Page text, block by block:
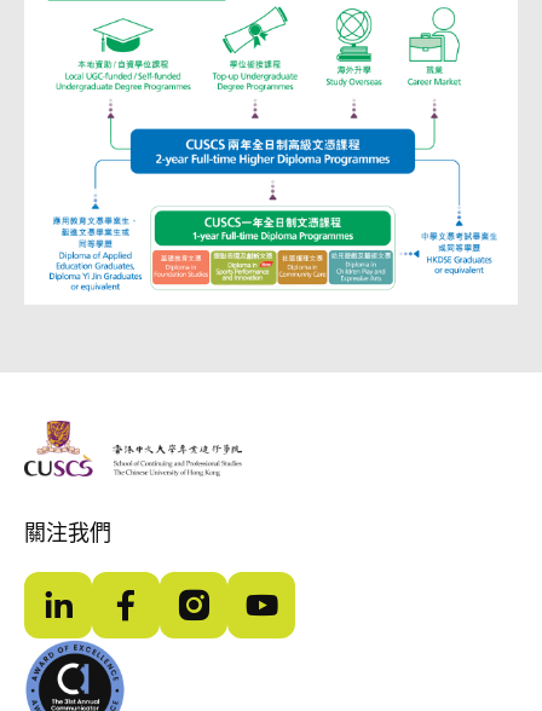
The Chinese Univeristy of hong Kong
關注我們
LinkedInFacebookInstagramYouTube